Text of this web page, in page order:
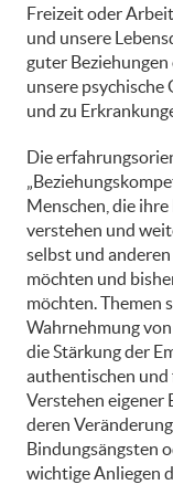
Freizeit oder
und unsere
guter
unsere
und zu
Die
Menschen, die
verstehen und
selbst und
möchten und
möchten. Themen
Wahrnehmung
die Stärkung der
authentischen
Verstehen eigener
deren
Bindungsängsten
wichtige Anliegen